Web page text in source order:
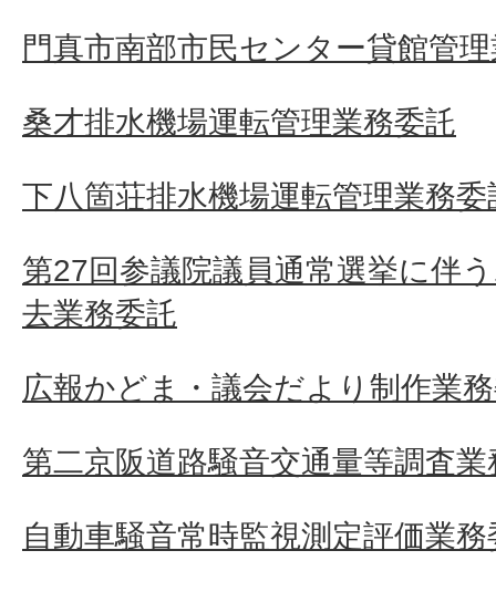
門真市南部市民センター貸館管
桑才排水機場運転管理業務委託
下八箇荘排水機場運転管理業務委
第27回参議院議員通常選挙に伴
去業務委託
広報かどま・議会だより制作業
第二京阪道路騒音交通量等調査業
自動車騒音常時監視測定評価業務